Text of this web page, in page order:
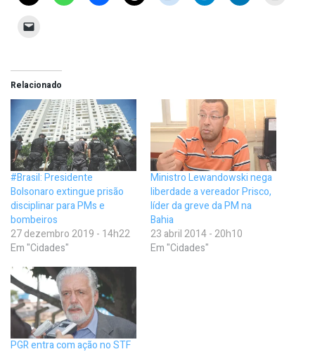
Relacionado
#Brasil: Presidente
Bolsonaro extingue prisão
disciplinar para PMs e
bombeiros
27 dezembro 2019 - 14h22
Em "Cidades"
Ministro Lewandowski nega
liberdade a vereador Prisco,
líder da greve da PM na
Bahia
23 abril 2014 - 20h10
Em "Cidades"
PGR entra com ação no STF